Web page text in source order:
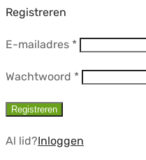
Registreren
E-mailadres *Vereist
Wachtwoord *Vereist
Registreren
Al lid?Inloggen